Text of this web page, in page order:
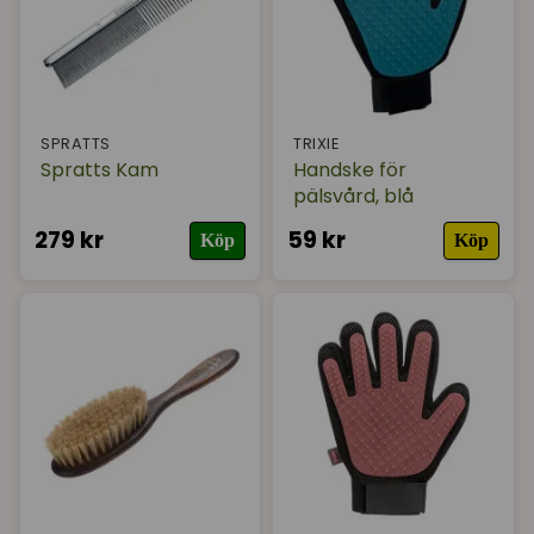
SPRATTS
Spratts Kam
279 kr Köp
TRIXIE
Handske för
pälsvård, blå
59 kr Köp